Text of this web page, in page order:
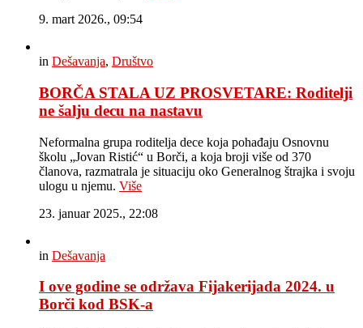
9. mart 2026., 09:54
in Dešavanja, Društvo
BORČA STALA UZ PROSVETARE: Roditelji
ne šalju decu na nastavu
Neformalna grupa roditelja dece koja pohađaju Osnovnu
školu „Jovan Ristić“ u Borči, a koja broji više od 370
članova, razmatrala je situaciju oko Generalnog štrajka i svoju
ulogu u njemu. Više
23. januar 2025., 22:08
in Dešavanja
I ove godine se održava Fijakerijada 2024. u
Borči kod BSK-a